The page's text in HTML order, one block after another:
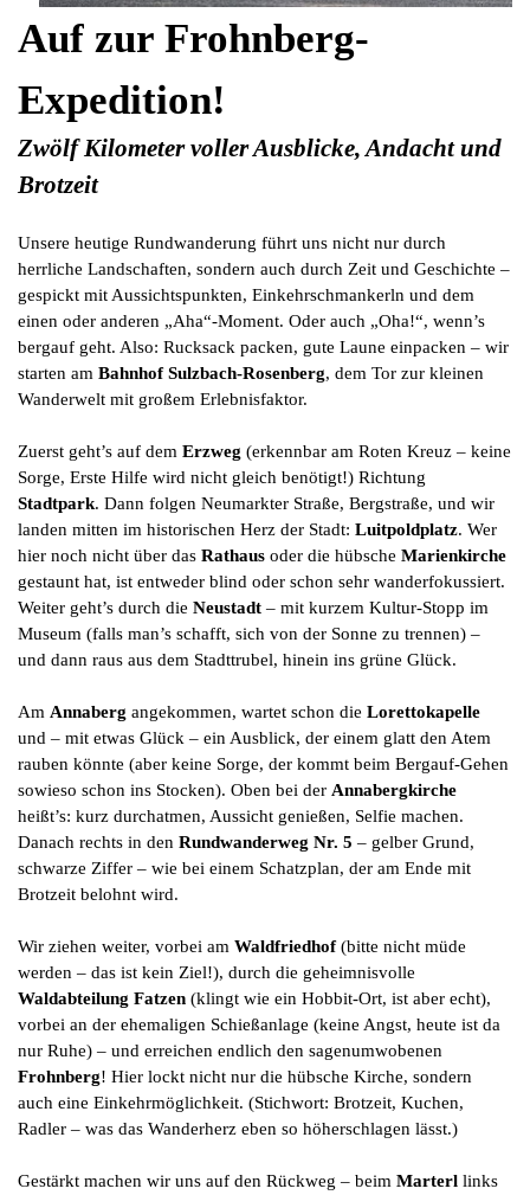
Auf zur Frohnberg-
Expedition!
Zwölf Kilometer voller Ausblicke, Andacht und
Brotzeit
Unsere heutige Rundwanderung führt uns nicht nur durch
herrliche Landschaften, sondern auch durch Zeit und Geschichte –
gespickt mit Aussichtspunkten, Einkehrschmankerln und dem
einen oder anderen „Aha“-Moment. Oder auch „Oha!“, wenn’s
bergauf geht. Also: Rucksack packen, gute Laune einpacken – wir
starten am Bahnhof Sulzbach-Rosenberg, dem Tor zur kleinen
Wanderwelt mit großem Erlebnisfaktor.
Zuerst geht’s auf dem Erzweg (erkennbar am Roten Kreuz – keine
Sorge, Erste Hilfe wird nicht gleich benötigt!) Richtung
Stadtpark. Dann folgen Neumarkter Straße, Bergstraße, und wir
landen mitten im historischen Herz der Stadt: Luitpoldplatz. Wer
hier noch nicht über das Rathaus oder die hübsche Marienkirche
gestaunt hat, ist entweder blind oder schon sehr wanderfokussiert.
Weiter geht’s durch die Neustadt – mit kurzem Kultur-Stopp im
Museum (falls man’s schafft, sich von der Sonne zu trennen) –
und dann raus aus dem Stadttrubel, hinein ins grüne Glück.
Am Annaberg angekommen, wartet schon die Lorettokapelle
und – mit etwas Glück – ein Ausblick, der einem glatt den Atem
rauben könnte (aber keine Sorge, der kommt beim Bergauf-Gehen
sowieso schon ins Stocken). Oben bei der Annabergkirche
heißt’s: kurz durchatmen, Aussicht genießen, Selfie machen.
Danach rechts in den Rundwanderweg Nr. 5 – gelber Grund,
schwarze Ziffer – wie bei einem Schatzplan, der am Ende mit
Brotzeit belohnt wird.
Wir ziehen weiter, vorbei am Waldfriedhof(bitte nicht müde
werden – das ist kein Ziel!), durch die geheimnisvolle
Waldabteilung Fatzen (klingt wie ein Hobbit-Ort, ist aber echt),
vorbei an der ehemaligen Schießanlage (keine Angst, heute ist da
nur Ruhe) – und erreichen endlich den sagenumwobenen
Frohnberg! Hier lockt nicht nur die hübsche Kirche, sondern
auch eine Einkehrmöglichkeit. (Stichwort: Brotzeit, Kuchen,
Radler – was das Wanderherz eben so höherschlagen lässt.)
Gestärkt machen wir uns auf den Rückweg – beim Marterl links